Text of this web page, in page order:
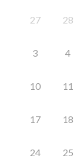
27 28
3 4
10 11
17 18
24 25